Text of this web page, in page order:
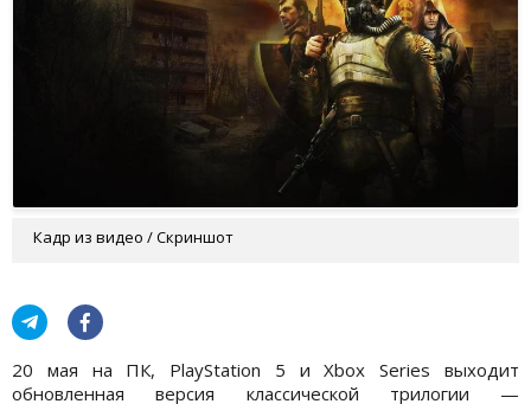
Кадр из видео / Скриншот
20 мая на ПК, PlayStation 5 и Xbox Series выходит
обновленная версия классической трилогии —